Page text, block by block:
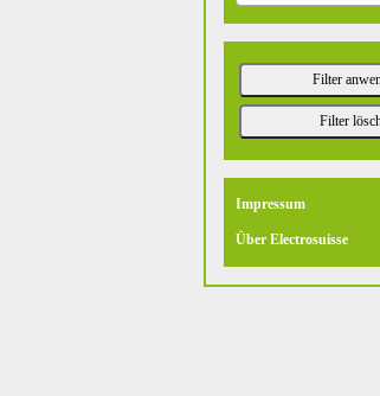
Impressum
Über Electrosuisse